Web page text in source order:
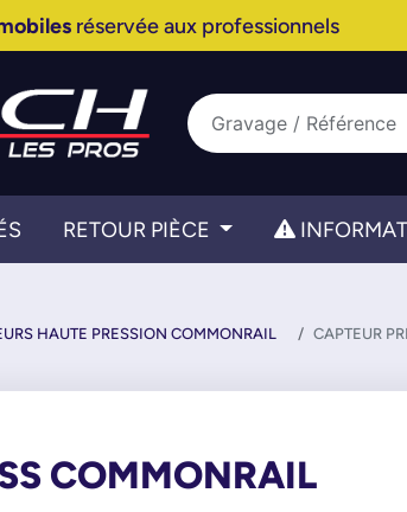
réservée aux professionnels
RETOUR PIÈCE
HAUTE PRESSION COMMONRAIL CAPTEUR
COMMONRAIL